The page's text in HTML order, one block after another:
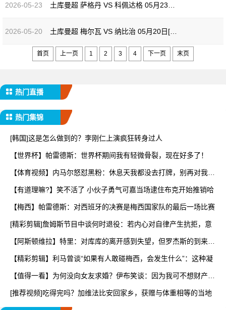
2026-05-23
2026-05-20
首页 上一页 1 2 3 4 下一页 末页
热门直播
热门集锦
[韩国]这是怎么做到的？李刚仁上演疯狂转身过人
【世界杯】帕雷德斯：世界杯期间我有轻微骨裂，现在好多了！
【体育视频】内马尔怒怼黑粉：休息天我都没去打牌，别再对我指
【有道理嘛?】笑不活了 小伙子勇气可嘉当场逮住布克开始推销哈
【梅西】帕雷德斯：对西班牙的决赛是梅西国家队的最后一场比赛
[精彩剪辑]詹姆斯节目中谈何时退役：若内心对自律产生抗拒，意
【阿斯顿维拉】特里：对库库的离开感到失望，但罗杰斯的到来又
【精彩剪辑】利马曾谈“如果有人敢碰梅西，会发生什么”：这种凝
【值得一看】为何没向女友求婚？伊布笑谈：因为我可不想财产被
[推荐视频]吃得完吗？加维法比安回家乡，获赠与体重相等的当地